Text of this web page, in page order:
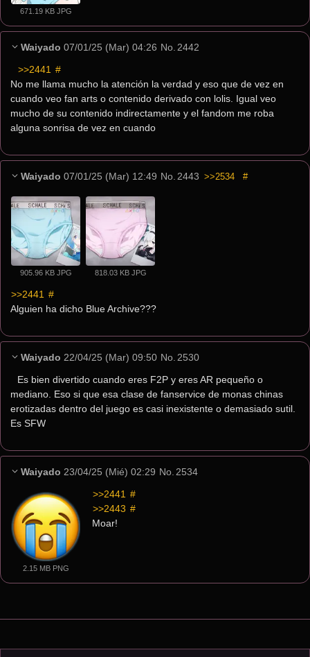
671.19 KB JPG
Waiyado 07/01/25 (Mar) 04:26 No. 2442
>>2441 #
No me llama mucho la atención la verdad y eso que de vez en
cuando veo fan arts o contenido derivado con lolis. Igual veo
mucho de su contenido indirectamente y el fandom me roba
alguna sonrisa de vez en cuando
Waiyado 07/01/25 (Mar) 12:49 No. 2443 >>2534 #
905.96 KB JPG 818.03 KB JPG
>>2441 #
Alguien ha dicho Blue Archive???
Waiyado 22/04/25 (Mar) 09:50 No. 2530
Es bien divertido cuando eres F2P y eres AR pequeño o
mediano. Eso si que esa clase de fanservice de monas chinas
erotizadas dentro del juego es casi inexistente o demasiado sutil.
Es SFW
Waiyado 23/04/25 (Mié) 02:29 No. 2534
2.15 MB PNG
>>2441 #
>>2443 #
Moar!